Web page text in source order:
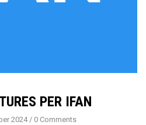
PER IFAN
2024/ 0 Comments